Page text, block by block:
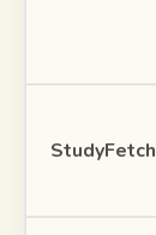
StudyFetch